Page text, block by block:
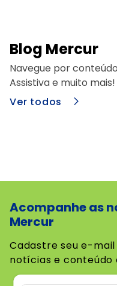
Blog Mercur
Navegue por
Assistiva e muito mais!
Ver todos
Acompanhe as
Mercur
Cadastre seu e-
notícias e conteúdo